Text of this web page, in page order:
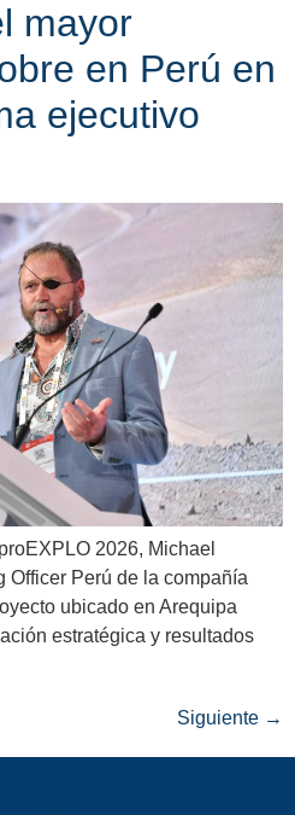
mayor
en Perú en
ejecutivo
2026, Michael
Officer Perú de la compañía
ubicado en Arequipa
estratégica y resultados
Siguiente →